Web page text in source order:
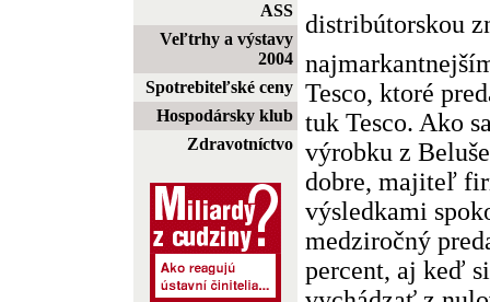
ASS
Veľtrhy a výstavy
2004
Spotrebiteľské ceny
Hospodársky klub
Zdravotníctvo
distribútorskou
Tesco, ktoré
tuk Tesco. Ako
výrobku z
dobre, majiteľ
výsledkami
medziročný
percent, aj keď